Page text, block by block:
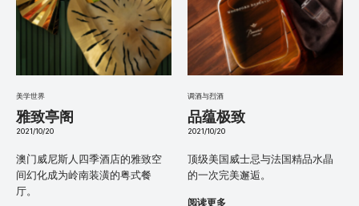
美学世界
雅致亭阁
2021/10/20
澳门威尼斯人四季酒店的雅致空
间幻化成为岭南装潢的粤式餐
厅。
调酒与烈酒
品蕴极致
2021/10/20
顶级美国威士忌与法国精品水晶
的一次完美邂逅。
阅读更多